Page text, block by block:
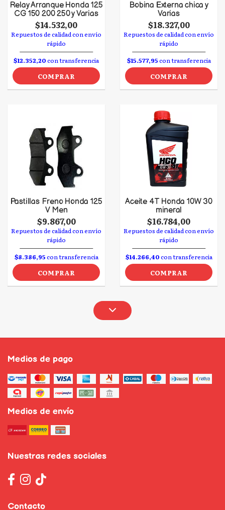
Relay Arranque Honda 125
CG 150 200 250 y Varias
$14.532,00
Repuestos de calidad con envío
rápido
$12.352,20con transferencia
COMPRAR
Bobina Externa chica y
Varias
$18.327,00
Repuestos de calidad con envío
rápido
$15.577,95con transferencia
COMPRAR
Pastillas Freno Honda 125
V Men
$9.867,00
Repuestos de calidad con envío
rápido
$8.386,95con transferencia
COMPRAR
Aceite 4T Honda 10W 30
mineral
$16.784,00
Repuestos de calidad con envío
rápido
$14.266,40con transferencia
COMPRAR
Medios de pago
Medios de envío
Nuestras redes sociales
Contacto